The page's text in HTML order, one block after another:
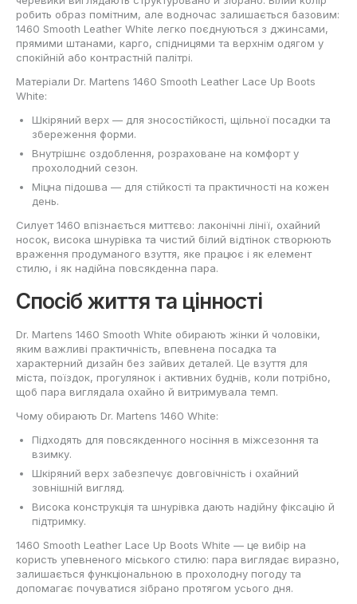
робить образ помітним, але водночас залишається базовим:
1460 Smooth Leather White легко поєднуються з джинсами,
прямими штанами, карго, спідницями та верхнім одягом у
спокійній або контрастній палітрі.
Матеріали Dr. Martens 1460 Smooth Leather Lace Up Boots
White:
Шкіряний верх — для зносостійкості, щільної посадки та
збереження форми.
Внутрішнє оздоблення, розраховане на комфорт у
прохолодний сезон.
Міцна підошва — для стійкості та практичності на кожен
день.
Силует 1460 впізнається миттєво: лаконічні лінії, охайний
носок, висока шнурівка та чистий білий відтінок створюють
враження продуманого взуття, яке працює і як елемент
стилю, і як надійна повсякденна пара.
Спосіб життя та цінності
Dr. Martens 1460 Smooth White обирають жінки й чоловіки,
яким важливі практичність, впевнена посадка та
характерний дизайн без зайвих деталей. Це взуття для
міста, поїздок, прогулянок і активних буднів, коли потрібно,
щоб пара виглядала охайно й витримувала темп.
Чому обирають Dr. Martens 1460 White:
Підходять для повсякденного носіння в міжсезоння та
взимку.
Шкіряний верх забезпечує довговічність і охайний
зовнішній вигляд.
Висока конструкція та шнурівка дають надійну фіксацію й
підтримку.
1460 Smooth Leather Lace Up Boots White — це вибір на
користь упевненого міського стилю: пара виглядає виразно,
залишається функціональною в прохолодну погоду та
допомагає почуватися зібрано протягом усього дня.